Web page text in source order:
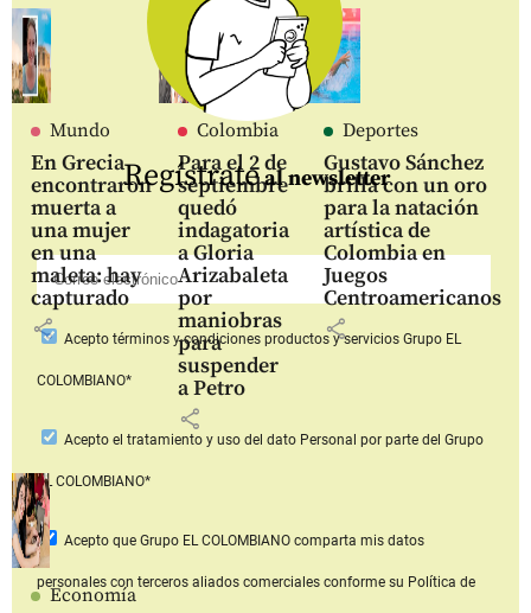
Mundo
En Grecia
encontraron
muerta a
una mujer
en una
maleta: hay
capturado
share
Colombia
Para el 2 de
septiembre
quedó
indagatoria
a Gloria
Arizabaleta
por
maniobras
para
suspender
a Petro
share
Deportes
Gustavo Sánchez
brilla con un oro
para la natación
artística de
Colombia en
Juegos
Centroamericanos
share
Economía
Regístrateal newsletter
Aceptotérminos y condiciones productos y serviciosGrupo EL
COLOMBIANO*
Acepto el tratamiento y uso del dato Personal por parte del Grupo
EL COLOMBIANO*
Acepto que Grupo EL COLOMBIANOcomparta mis datos
personales con terceros aliados comerciales conforme su Política de